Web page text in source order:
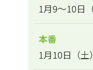
1月9～10日
本番
1月10日（